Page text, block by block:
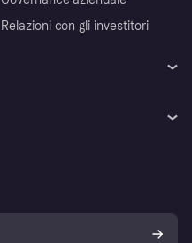
Relazioni con gli investitori